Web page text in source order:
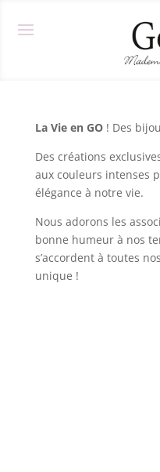
paradmin7795 Oct 24, 2023
La Vie en GO! Des
Des créations
aux couleurs intenses
élégance à notre vie.
Nous adorons les
bonne humeur à nos
s’accordent à toutes
unique !